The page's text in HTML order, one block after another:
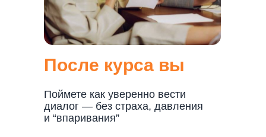
После курса вы
Поймете как уверенно вести
диалог — без страха, давления
и “впаривания”